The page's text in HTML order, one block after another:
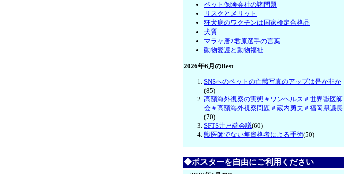
ペット保険会社の諸問題
リスクとメリット
狂犬病のワクチンは国家検定合格品
犬質
マラャ唐ﾌ君原選手の言葉
動物愛護と動物福祉
2026年6月のBest
SNSへのペットの亡骸写真のアップは是か非か
(85)
高額海外視察の実態＃ワンヘルス＃世界獣医師
会＃高額海外視察問題＃蔵内勇夫＃福岡県議長
(70)
SFTS井戸端会議(60)
獣医師でない無資格者による手術(50)
◆ポスターを自由にご利用ください